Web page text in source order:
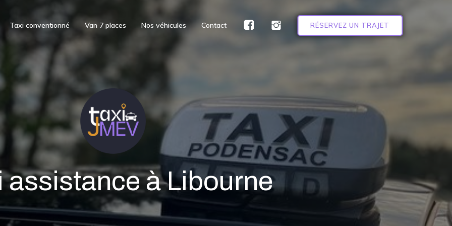
Taxi conventionné Van 7 places Nos véhicules Contact RÉSERVEZ UN TRAJET
assistance à Libourne